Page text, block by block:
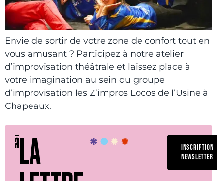
Envie de sortir de votre zone de confort tout en
vous amusant ? Participez à notre atelier
d’improvisation théâtrale et laissez place à
votre imagination au sein du groupe
d’improvisation les Z’impros Locos de l’Usine à
Chapeaux.
LA
INSCRIPTION
NEWSLETTER